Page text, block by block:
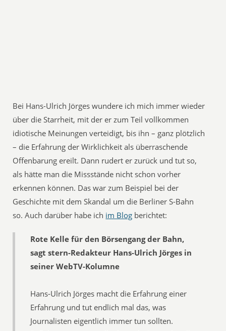
Bei Hans-Ulrich Jörges wundere ich mich immer wieder
über die Starrheit, mit der er zum Teil vollkommen
idiotische Meinungen verteidigt, bis ihn – ganz plötzlich
– die Erfahrung der Wirklichkeit als überraschende
Offenbarung ereilt. Dann rudert er zurück und tut so,
als hätte man die Missstände nicht schon vorher
erkennen können. Das war zum Beispiel bei der
Geschichte mit dem Skandal um die Berliner S-Bahn
so. Auch darüber habe ich im Blog berichtet:
Rote Kelle für den Börsengang der Bahn,
sagt stern-Redakteur Hans-Ulrich Jörges in
seiner WebTV-Kolumne
Hans-Ulrich Jörges macht die Erfahrung einer
Erfahrung und tut endlich mal das, was
Journalisten eigentlich immer tun sollten.